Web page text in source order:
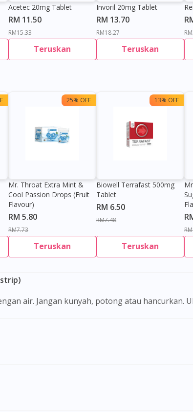
Acetec 20mg Tablet
RM 11.50
RM15.33
Teruskan
Invoril 20mg Tablet
RM 13.70
RM18.27
Teruskan
25% OFF
Mr. Throat Extra Mint &
Cool Passion Drops (Fruit
Flavour)
RM 5.80
RM7.73
Teruskan
13% OFF
Biowell Terrafast 500mg
Tablet
RM 6.50
RM7.48
Teruskan
air. Jangan kunyah, potong atau hancurkan.